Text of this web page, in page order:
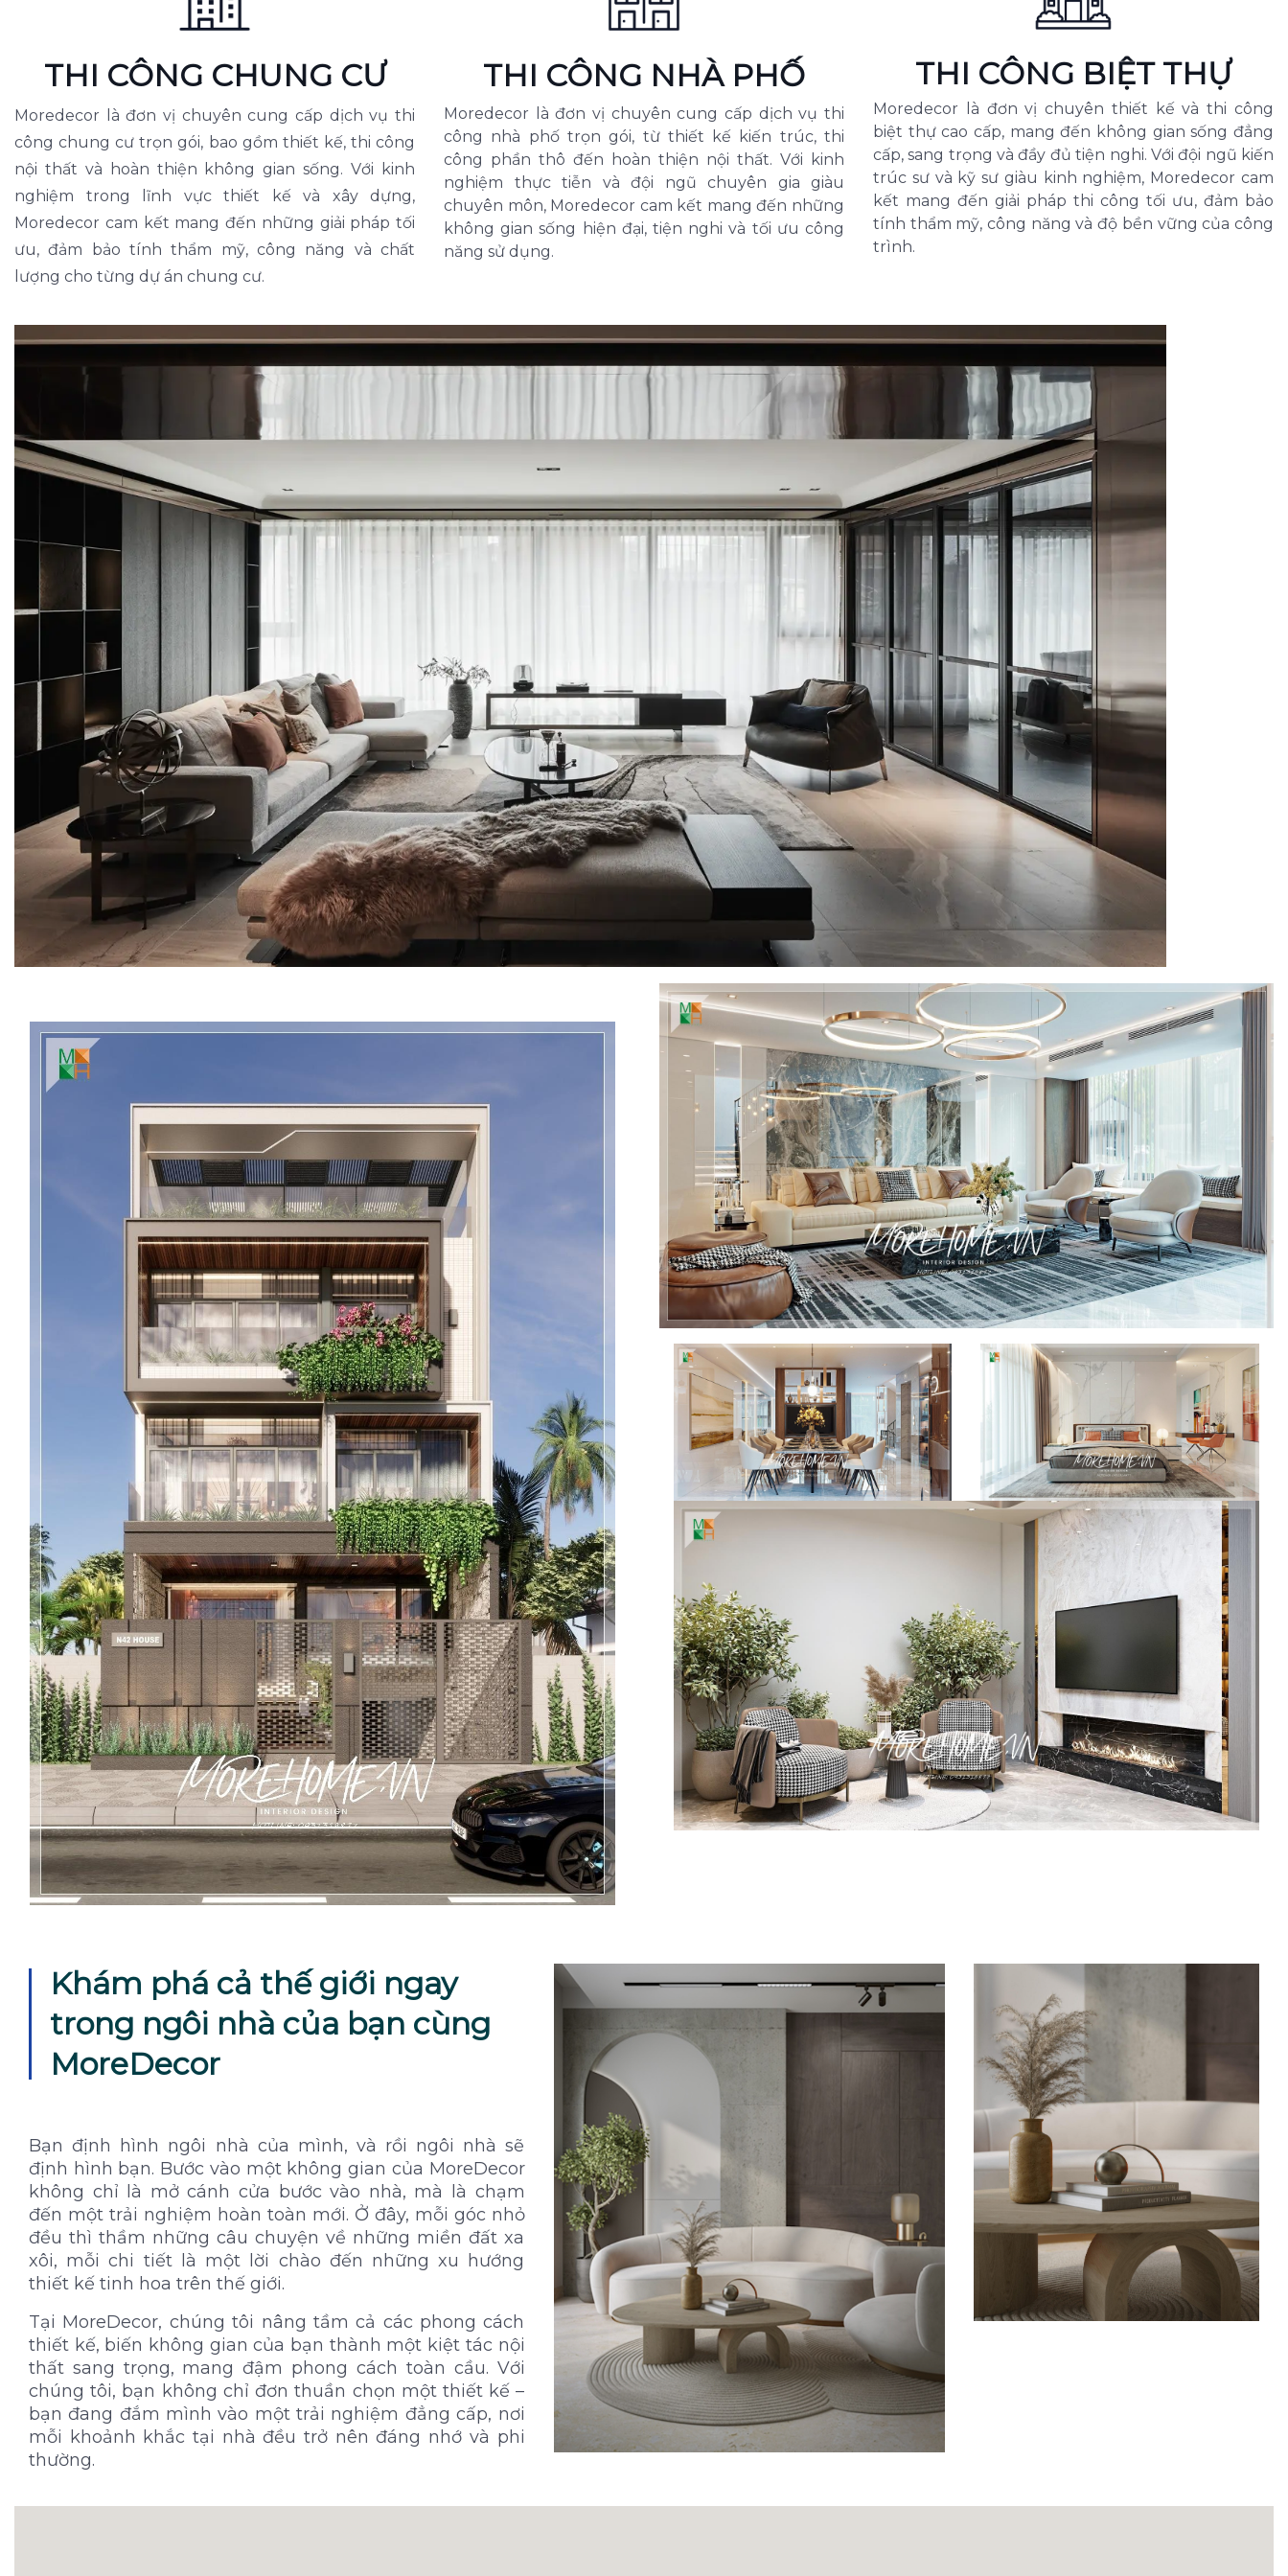
THI CÔNG CHUNG CƯ
Moredecor là đơn vị chuyên cung cấp dịch vụ thi
công chung cư trọn gói, bao gồm thiết kế, thi công
nội thất và hoàn thiện không gian sống. Với kinh
nghiệm trong lĩnh vực thiết kế và xây dựng,
Moredecor cam kết mang đến những giải pháp tối
ưu, đảm bảo tính thẩm mỹ, công năng và chất
lượng cho từng dự án chung cư.
THI CÔNG NHÀ PHỐ
Moredecor là đơn vị chuyên cung cấp dịch vụ thi
công nhà phố trọn gói, từ thiết kế kiến trúc, thi
công phần thô đến hoàn thiện nội thất. Với kinh
nghiệm thực tiễn và đội ngũ chuyên gia giàu
chuyên môn, Moredecor cam kết mang đến những
không gian sống hiện đại, tiện nghi và tối ưu công
năng sử dụng.
THI CÔNG BIỆT THỰ
Moredecor là đơn vị chuyên thiết kế và thi công
biệt thự cao cấp, mang đến không gian sống đẳng
cấp, sang trọng và đầy đủ tiện nghi. Với đội ngũ kiến
trúc sư và kỹ sư giàu kinh nghiệm, Moredecor cam
kết mang đến giải pháp thi công tối ưu, đảm bảo
tính thẩm mỹ, công năng và độ bền vững của công
trình.
Khám phá cả thế giới ngay
trong ngôi nhà của bạn cùng
MoreDecor
Bạn định hình ngôi nhà của mình, và rồi ngôi nhà sẽ
định hình bạn. Bước vào một không gian của MoreDecor
không chỉ là mở cánh cửa bước vào nhà, mà là chạm
đến một trải nghiệm hoàn toàn mới. Ở đây, mỗi góc nhỏ
đều thì thầm những câu chuyện về những miền đất xa
xôi, mỗi chi tiết là một lời chào đến những xu hướng
thiết kế tinh hoa trên thế giới.
Tại MoreDecor, chúng tôi nâng tầm cả các phong cách
thiết kế, biến không gian của bạn thành một kiệt tác nội
thất sang trọng, mang đậm phong cách toàn cầu. Với
chúng tôi, bạn không chỉ đơn thuần chọn một thiết kế –
bạn đang đắm mình vào một trải nghiệm đẳng cấp, nơi
mỗi khoảnh khắc tại nhà đều trở nên đáng nhớ và phi
thường.